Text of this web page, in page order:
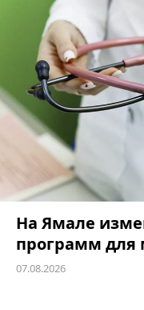
На Ямале
программ для
07.08.2026